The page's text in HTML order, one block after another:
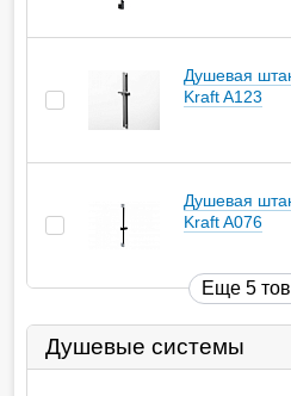
Душевая
Kraft A123
Душевая
Kraft A076
Еще 5
Душевые системы